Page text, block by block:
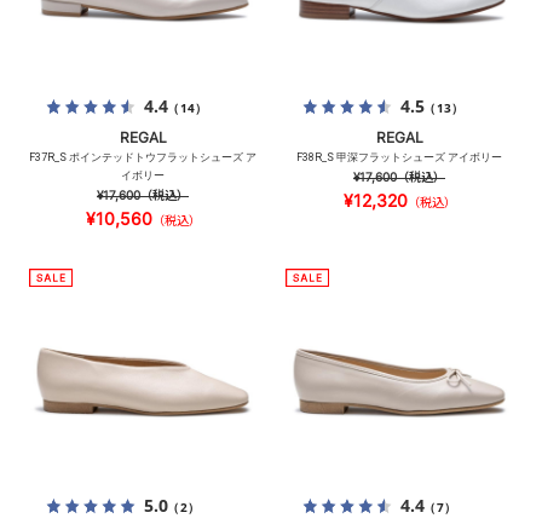
4.4（14）
REGAL
F37R_S ポインテッドトウフラットシューズ ア
イボリー
¥17,600（税込）
¥10,560（税込）
4.5（13）
REGAL
F38R_S 甲深フラットシューズ アイボリー
¥17,600（税込）
¥12,320（税込）
5.0（2） 4.4（7）